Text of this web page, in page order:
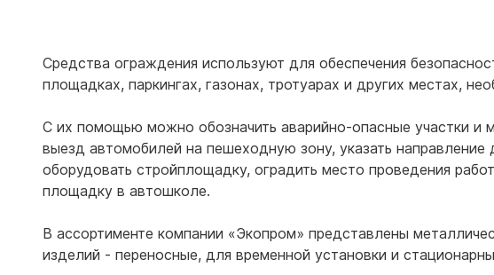
Подробнее
Средства ограждения используют для обеспечения
площадках, паркингах, газонах, тротуарах и других местах,
С их помощью можно обозначить аварийно-опасные участки и
выезд автомобилей на пешеходную зону, указать
оборудовать стройплощадку, оградить место проведения
площадку в автошколе.
В ассортименте компании «Экопром» представлены
изделий - переносные, для временной установки и